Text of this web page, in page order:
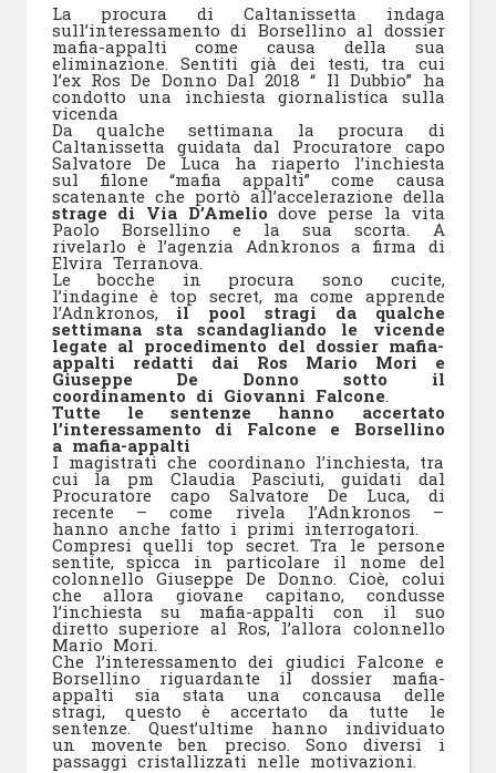
La procura di Caltanissetta indaga
sull’interessamento di Borsellino al dossier
mafia-appalti come causa della sua
eliminazione. Sentiti già dei testi, tra cui
l’ex Ros De Donno Dal 2018 “ Il Dubbio” ha
condotto una inchiesta giornalistica sulla
vicenda
Da qualche settimana la procura di
Caltanissetta guidata dal Procuratore capo
Salvatore De Luca ha riaperto l’inchiesta
sul filone “mafia appalti” come causa
scatenante che portò all’accelerazione della
strage di Via D’Amelio dove perse la vita
Paolo Borsellino e la sua scorta. A
rivelarlo è l’agenzia Adnkronos a firma di
Elvira Terranova.
Le bocche in procura sono cucite,
l’indagine è top secret, ma come apprende
l’Adnkronos, il pool stragi da qualche
settimana sta scandagliando le vicende
legate al procedimento del dossier mafia-
appalti redatti dai Ros Mario Mori e
Giuseppe De Donno sotto il
coordinamento di Giovanni Falcone
Tutte le sentenze hanno accertato
l’interessamento di Falcone e Borsellino
a mafia-appalti
I magistrati che coordinano l’inchiesta, tra
cui la pm Claudia Pasciuti, guidati dal
Procuratore capo Salvatore De Luca, di
recente – come rivela l’Adnkronos –
hanno anche fatto i primi interrogatori.
Compresi quelli top secret. Tra le persone
sentite, spicca in particolare il nome del
colonnello Giuseppe De Donno. Cioè, colui
che allora giovane capitano, condusse
l’inchiesta su mafia-appalti con il suo
diretto superiore al Ros, l’allora colonnello
Mario Mori.
Che l’interessamento dei giudici Falcone e
Borsellino riguardante il dossier mafia-
appalti sia stata una concausa delle
stragi, questo è accertato da tutte le
sentenze. Quest’ultime hanno individuato
un movente ben preciso. Sono diversi i
passaggi cristallizzati nelle motivazioni.